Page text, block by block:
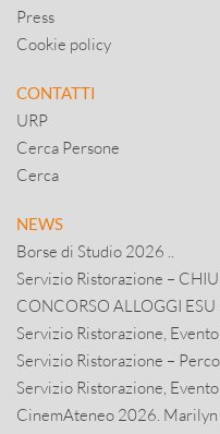
Press
Cookie policy
CONTATTI
URP
Cerca Persone
Cerca
NEWS
Borse di Studio 2026 ..
Servizio Ristorazione –
CONCORSO ALLOGGI ESU
Servizio Ristorazione, Evento
Servizio Ristorazione –
Servizio Ristorazione, Evento
CinemAteneo 2026. Marilyn